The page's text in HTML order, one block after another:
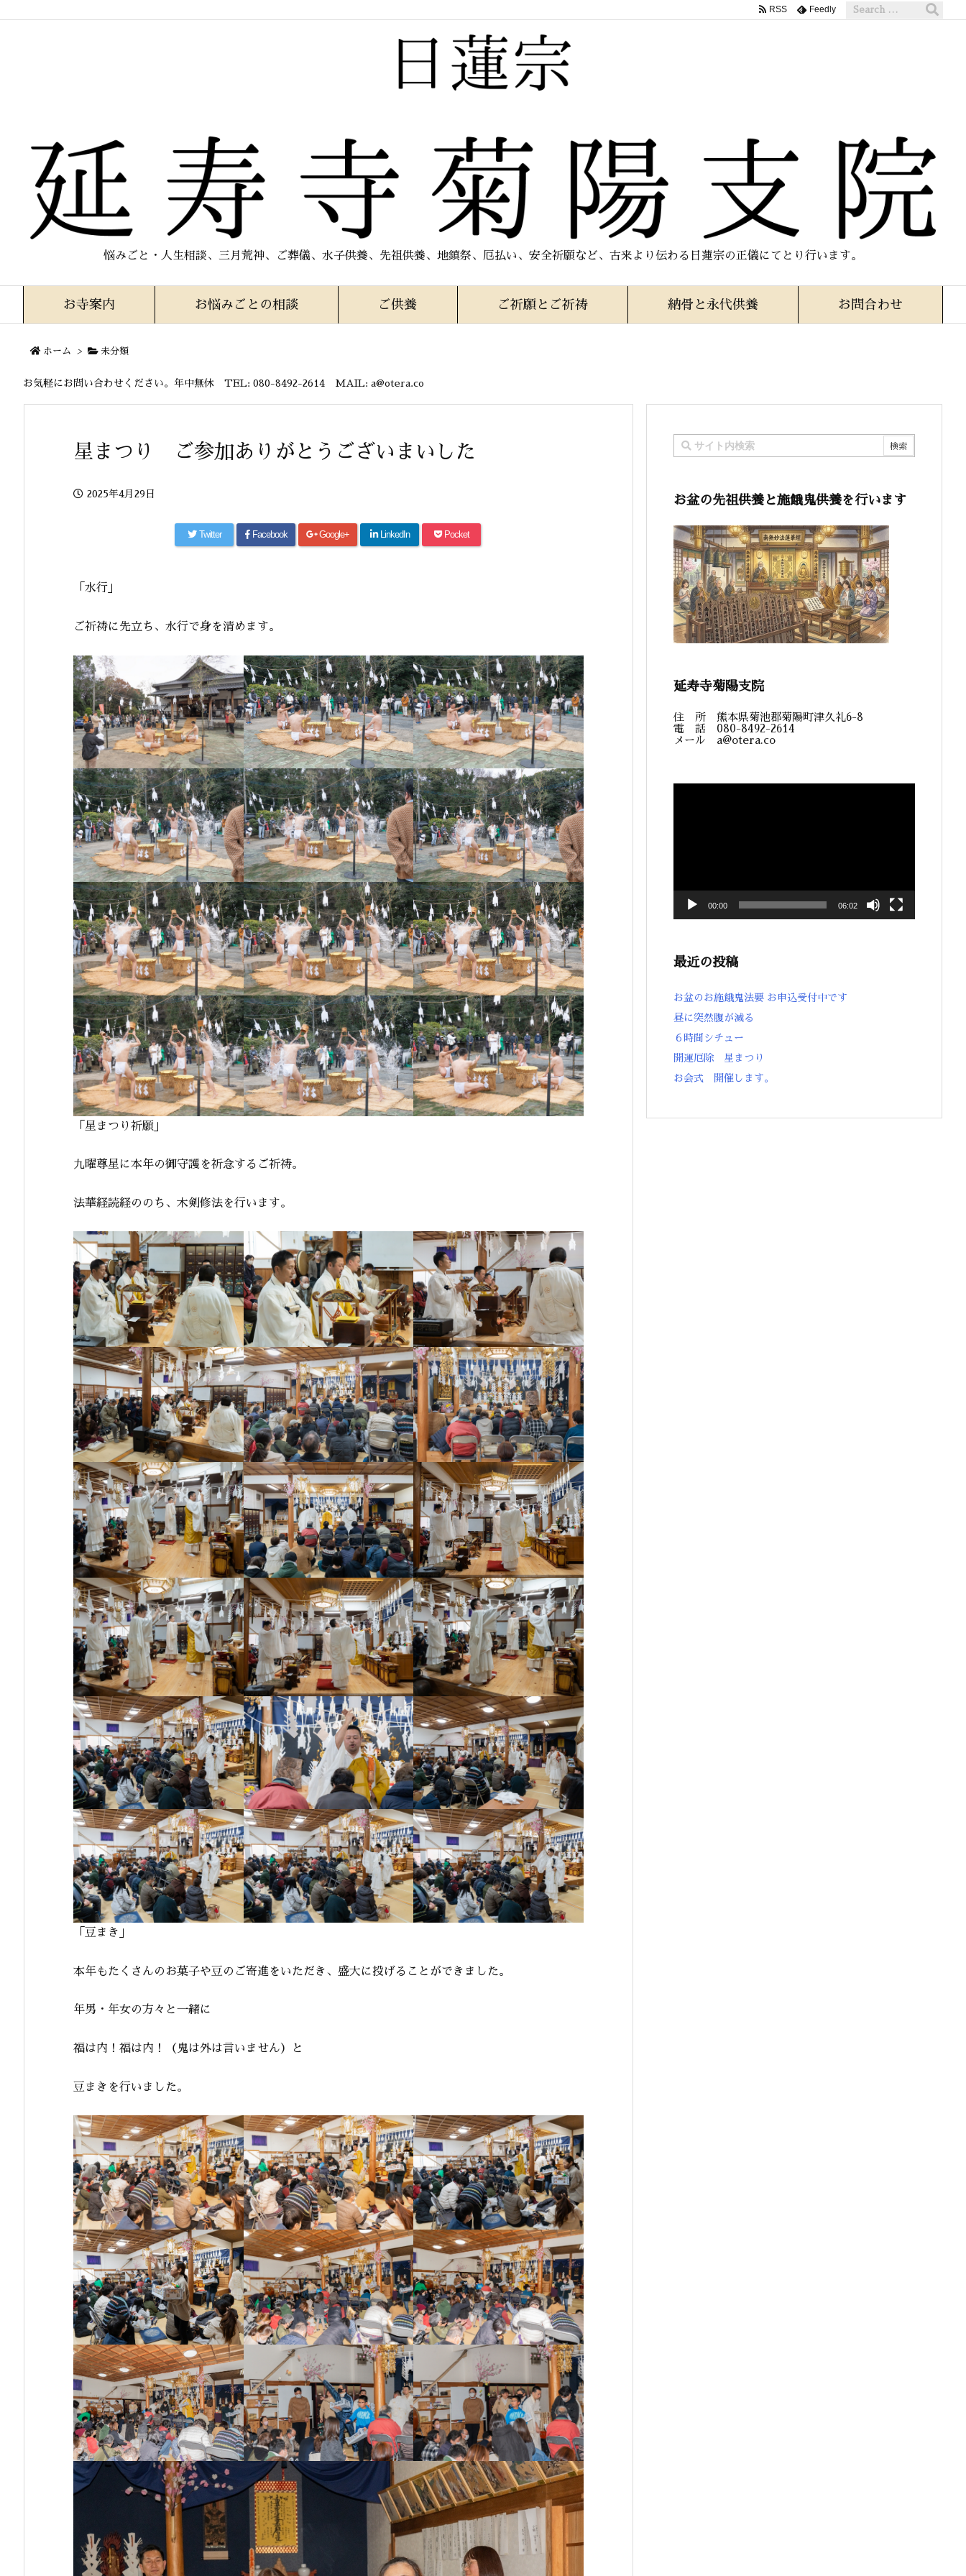
悩みごと・人生相談、三月荒神、ご葬儀、水子供養、先祖供養、地鎮祭、厄払い、安全祈願など、古来より伝わる日蓮宗の正儀にてとり行います。
お寺案内 お悩みごとの相談 ご供養 ご祈願とご祈祷 納骨と永代供養 お問合わせ
RSS Feedly
ホーム > 未分類
お気軽にお問い合わせください。年中無休 TEL: 080-8492-2614 MAIL: a@otera.co
星まつり ご参加ありがとうございまいした
2025年4月29日
Twitter Facebook Google+ LinkedIn Pocket
「水行」
ご祈祷に先立ち、水行で身を清めます。
「星まつり祈願」
九曜尊星に本年の御守護を祈念するご祈祷。
法華経読経ののち、木剣修法を行います。
「豆まき」
本年もたくさんのお菓子や豆のご寄進をいただき、盛大に投げることができました。
年男・年女の方々と一緒に
福は内！福は内！（鬼は外は言いません）と
豆まきを行いました。
お盆の先祖供養と施餓鬼供養を行います
延寿寺菊陽支院
住 所 熊本県菊池郡菊陽町津久礼6-8
電 話 080-8492-2614
メール a@otera.co
00:00 06:02
最近の投稿
お盆のお施餓鬼法要 お申込受付中です
昼に突然腹が減る
６時間シチュー
開運厄除 星まつり
お会式 開催します。